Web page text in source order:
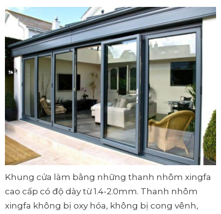
Khung cửa làm bằng những thanh nhôm xingfa
cao cấp có độ dày từ 1.4-2.0mm. Thanh nhôm
xingfa không bị oxy hóa, không bị cong vênh,